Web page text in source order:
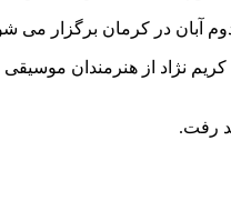
کریم نژاد از هنرمندان